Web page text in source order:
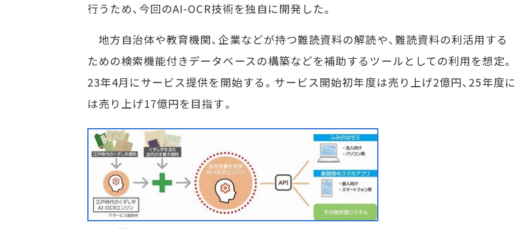
行うため、今回のAI-OCR技術を独自に開発した。
地方自治体や教育機関、企業などが持つ難読資料の解読や、難読資料の利活用する
ための検索機能付きデータベースの構築などを補助するツールとしての利用を想定。
23年4月にサービス提供を開始する。サービス開始初年度は売り上げ2億円、25年度に
は売り上げ17億円を目指す。